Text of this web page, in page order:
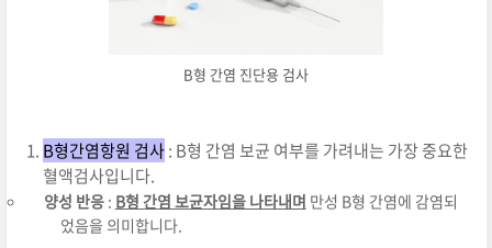
B형 간염 진단용 검사
B형간염항원 검사: B형 간염 보균 여부를 가려내는 가장 중요한
혈액검사입니다.
양성 반응: B형 간염 보균자임을 나타내며 만성 B형 간염에 감염되
었음을 의미합니다.